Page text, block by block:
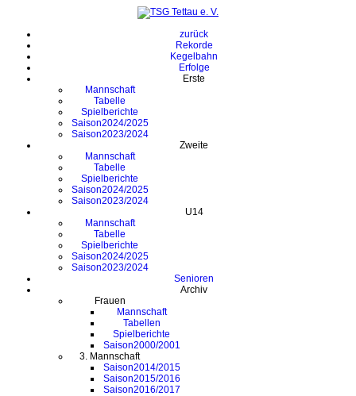
zurück
Rekorde
Kegelbahn
Erfolge
Erste
Mannschaft
Tabelle
Spielberichte
Saison2024/2025
Saison2023/2024
Zweite
Mannschaft
Tabelle
Spielberichte
Saison2024/2025
Saison2023/2024
U14
Mannschaft
Tabelle
Spielberichte
Saison2024/2025
Saison2023/2024
Senioren
Archiv
Frauen
Mannschaft
Tabellen
Spielberichte
Saison2000/2001
3. Mannschaft
Saison2014/2015
Saison2015/2016
Saison2016/2017